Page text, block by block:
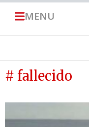
MENU
# fallecido